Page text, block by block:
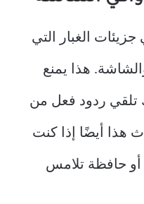
الغبار التي
هذا يمنع
تلقي ردود فعل من
أيضًا إذا كنت
حافظة تلامس